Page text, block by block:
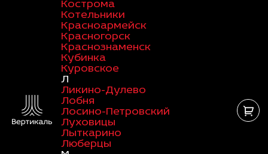
Кострома
Котельники
Красноармейск
Красногорск
Краснознаменск
Кубинка
Куровское
Л
Ликино-Дулево
Лобня
Лосино-Петровский
Луховицы
Лыткарино
Люберцы